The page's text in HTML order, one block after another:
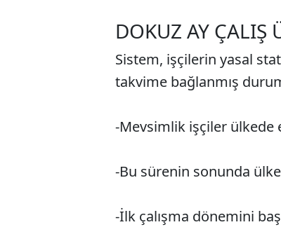
DOKUZ AY ÇALIŞ
Sistem, işçilerin yasal
takvime bağlanmış
-Mevsimlik işçiler ülkede
-Bu sürenin sonunda
-İlk çalışma dönemini